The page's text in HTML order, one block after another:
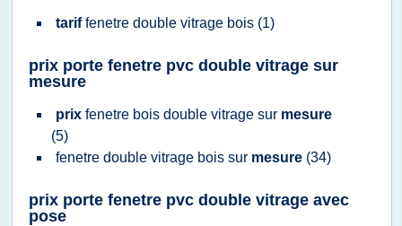
tariffenetre double vitrage bois (1)
prix porte fenetre pvc double vitrage sur
mesure
prix fenetre bois double vitrage sur mesure
(5)
fenetre double vitrage bois sur mesure (34)
prix porte fenetre pvc double vitrage avec
pose